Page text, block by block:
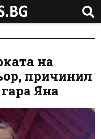
на
причинил
Яна